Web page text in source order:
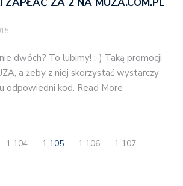
dwóch? To lubimy! :-) Taką promocji
a żeby z niej skorzystać wystarczy
odpowiedni kod. Read More
1 104 1 105 1 106 1 107